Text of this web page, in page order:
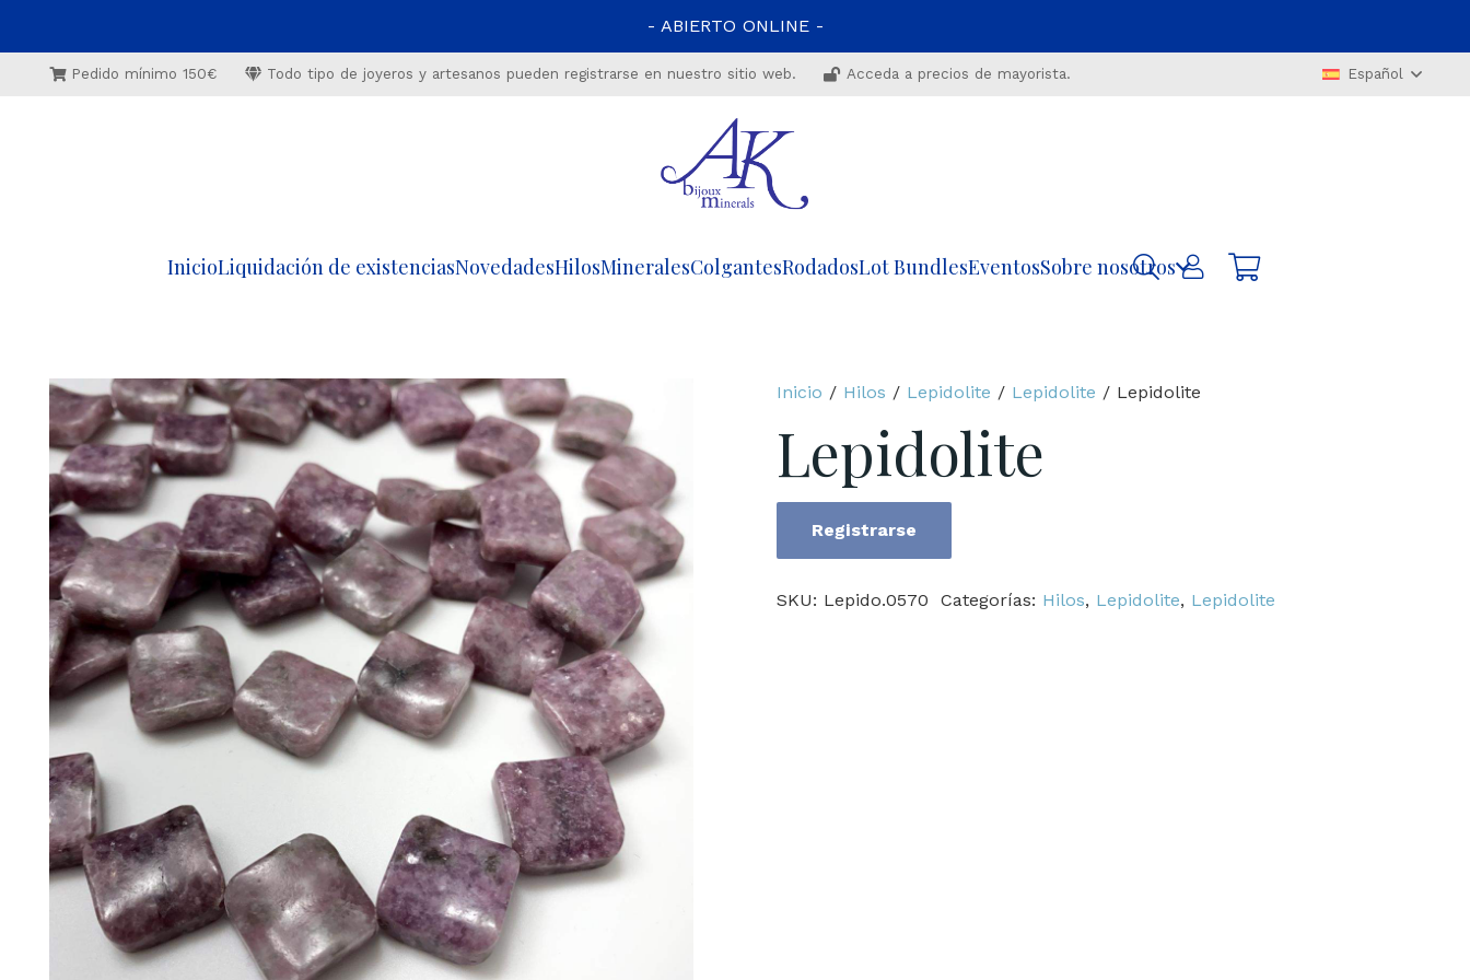
- ABIERTO ONLINE -
Pedido mínimo 150€ Todo tipo de joyeros y artesanos pueden registrarse en nuestro sitio web. Acceda a precios de mayorista. Español
InicioLiquidación de existenciasNovedadesHilosMineralesColgantesRodadosLot BundlesEventosSobre nosotros
Inicio / Hilos / Lepidolite / Lepidolite / Lepidolite
Lepidolite
Lepidolite
Registrarse
SKU: Lepido.0570 Categorías: Hilos, Lepidolite, Lepidolite